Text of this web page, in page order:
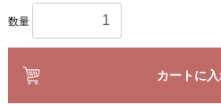
数量
カートに